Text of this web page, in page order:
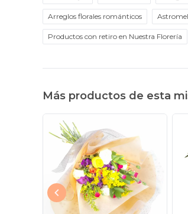
Arreglos florales románticos
Productos con retiro en Nuestra Florería
Más productos de esta